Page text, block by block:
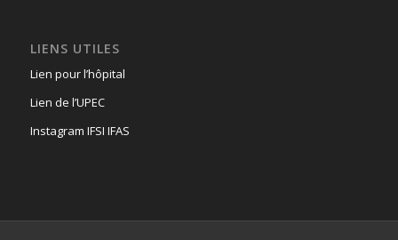
LIENS UTILES
Lien pour l’hôpital
Lien de l’UPEC
Instagram IFSI IFAS